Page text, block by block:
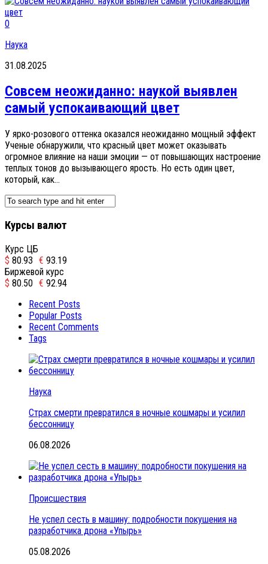
0
Наука
31.08.2025
Совсем неожиданно: наукой выявлен
самый успокаивающий цвет
У ярко-розового оттенка оказался неожиданно мощный эффект
Ученые обнаружили, что красный цвет может оказывать
огромное влияние на наши эмоции — от повышающих настроение
теплых тонов до вызывающего ярость. Но есть один цвет,
который, как...
Курсы валют
Курс ЦБ
$ 80.93 € 93.19
Биржевой курс
$ 80.50 € 92.94
Recent Posts
Popular Posts
Recent Comments
Tags
Наука
Страх смерти превратился в ночные кошмары и усилил
бессонницу
06.08.2026
Происшествия
Не успел сесть в машину: подробности покушения на
разработчика дрона «Упырь»
05.08.2026